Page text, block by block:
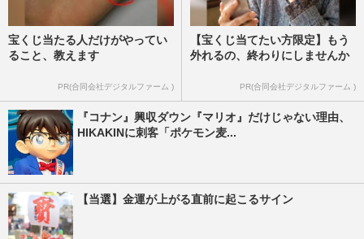
宝くじ当たる人だけがやってい
ること、教えます
PR(合同会社デジタルファーム )
【宝くじ当てたい方限定】もう
外れるの、終わりにしませんか
PR(合同会社デジタルファーム )
『コナン』興収ダウン『マリオ』だけじゃない理由、
HIKAKINに刺客「ポケモン麦...
【当選】金運が上がる直前に起こるサイン